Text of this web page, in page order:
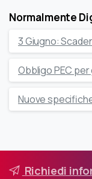
Normalmente
3 Giugno:
Obbligo PEC
Nuove
Richiedi